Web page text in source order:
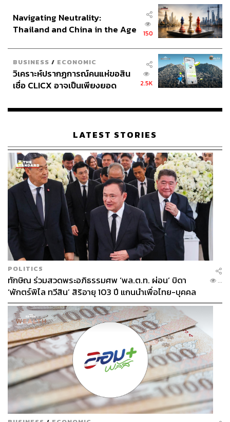
พิสูจน์อักษร: ลักษณ์นารา พักตร์เพียงจันทร์
TAGS: การชุมนุมทางการเมือง
แยกปทุมวัน
52
ABOUT THE AUTHOR
พลวุฒิ สงสกุล
Content creator การเมือง ประจำสำนักข่าว
THE STANDARD
ABOUT THE PHOTOGRAPHER
ศวิตา พูลเสถียร
ช่างภาพข่าว ประจำสำนักข่าว THE
STANDARD
Navigating Neutrality:
Thailand and China in the Age
150
BUSINESS / ECONOMIC
วิเคราะห์ปรากฏการณ์คนแห่ขอสิน
เชื่อ CLICX อาจเป็นเพียงยอด
เรือนไทยที่ถูกซุกไว้
2.5K
LATEST STORIES
POLITICS
ทักษิณ ร่วมสวดพระอภิธรรมศพ ‘พล.ต.ท. ผ่อน’ บิดา
‘พักตร์พิไล ทวีสิน’ สิริอายุ 103 ปี แกนนำเพื่อไทย-บุคคล
หลากวงการร่วมอาลัย
...